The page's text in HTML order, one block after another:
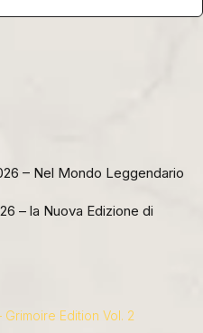
– Nel Mondo Leggendario
– la Nuova Edizione di
Edition Vol. 2